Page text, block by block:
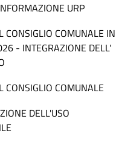
URP
CONSIGLIO COMUNALE IN
- INTEGRAZIONE DELL'
CONSIGLIO COMUNALE
DELL'USO